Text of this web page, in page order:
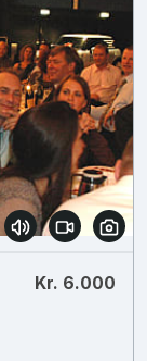
Kr. 6.000